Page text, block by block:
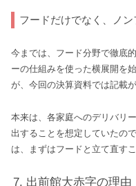
フードだけでなく、ノ
今までは、フード分野で徹底
ーの仕組みを使った横展開を
が、今回の決算資料では記載
本来は、各家庭へのデリバリ
出することを想定していたの
は、まずはフードと立て直す
出前館大赤字の理由